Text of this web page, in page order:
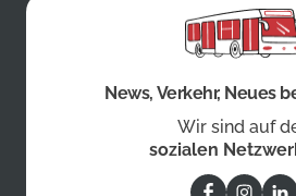
News, Verkehr, Neues
Wir sind auf
sozialen